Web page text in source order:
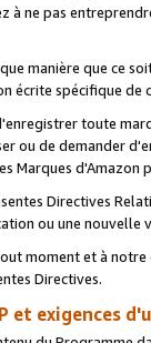
à ne pas
manière que ce
écrite spécifique de
toute
ou de demander
Marques
Directives
ou une nouvelle
moment et à
Directives.
et exigences